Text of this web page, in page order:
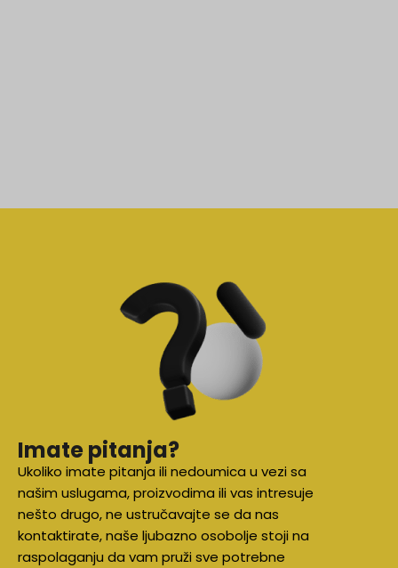
Imate pitanja?
Ukoliko imate pitanja ili nedoumica u vezi sa
našim uslugama, proizvodima ili vas intresuje
nešto drugo, ne ustručavajte se da nas
kontaktirate, naše ljubazno osobolje stoji na
raspolaganju da vam pruži sve potrebne